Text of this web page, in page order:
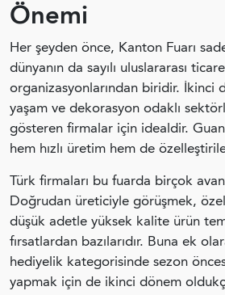
Önemi
Her şeyden önce, Kanton Fuarı
dünyanın da sayılı uluslararası
organizasyonlarından biridir. İkinci
yaşam ve dekorasyon odaklı
gösteren firmalar için idealdir.
hem hızlı üretim hem de
Türk firmaları bu fuarda birçok
Doğrudan üreticiyle görüşmek,
düşük adetle yüksek kalite ürün
fırsatlardan bazılarıdır. Buna ek
hediyelik kategorisinde sezon
yapmak için de ikinci dönem